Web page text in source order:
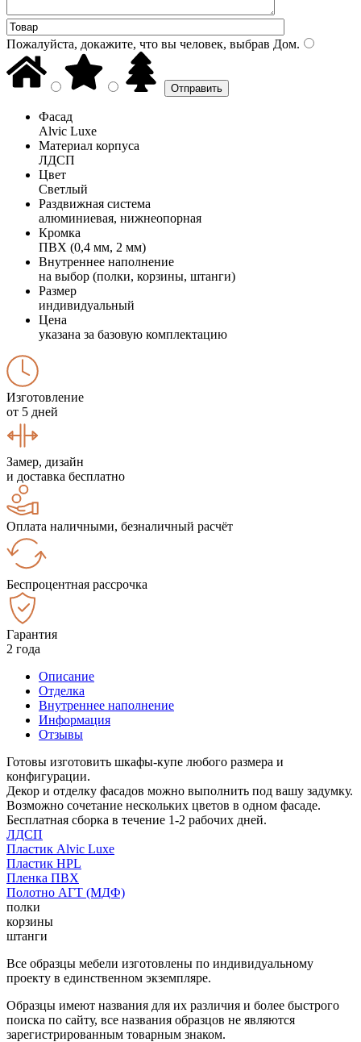
Пожалуйста, докажите, что вы человек, выбрав Дом.
Фасад
Alvic Luxe
Материал корпуса
ЛДСП
Цвет
Светлый
Раздвижная система
алюминиевая, нижнеопорная
Кромка
ПВХ (0,4 мм, 2 мм)
Внутреннее наполнение
на выбор (полки, корзины, штанги)
Размер
индивидуальный
Цена
указана за базовую комплектацию
Изготовление
от 5 дней
Замер, дизайн
и доставка бесплатно
Оплата наличными, безналичный расчёт
Беспроцентная рассрочка
Гарантия
2 года
Описание
Отделка
Внутреннее наполнение
Информация
Отзывы
Готовы изготовить шкафы-купе любого размера и
конфигурации.
Декор и отделку фасадов можно выполнить под вашу задумку.
Возможно сочетание нескольких цветов в одном фасаде.
Бесплатная сборка в течение 1-2 рабочих дней.
ЛДСП
Пластик Alvic Luxe
Пластик HPL
Пленка ПВХ
Полотно АГТ (МДФ)
полки
корзины
штанги
Все образцы мебели изготовлены по индивидуальному
проекту в единственном экземпляре.
Образцы имеют названия для их различия и более быстрого
поиска по сайту, все названия образцов не являются
зарегистрированным товарным знаком.